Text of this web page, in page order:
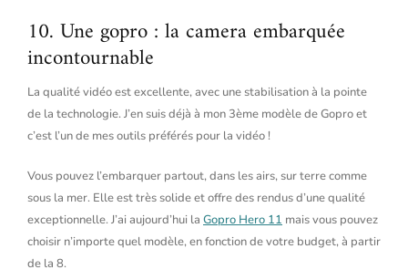
10. Une gopro : la camera embarquée
incontournable
La qualité vidéo est excellente, avec une stabilisation à la pointe
de la technologie. J’en suis déjà à mon 3ème modèle de Gopro et
c’est l’un de mes outils préférés pour la vidéo !
Vous pouvez l’embarquer partout, dans les airs, sur terre comme
sous la mer. Elle est très solide et offre des rendus d’une qualité
exceptionnelle. J’ai aujourd’hui la Gopro Hero 11 mais vous pouvez
choisir n’importe quel modèle, en fonction de votre budget, à partir
de la 8.